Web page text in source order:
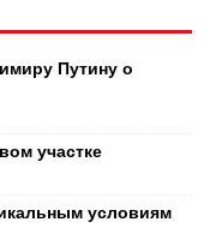
Путину о
участке
условиям